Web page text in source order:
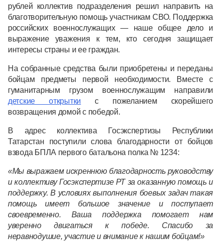
рублей коллектив подразделения решил направить на
благотворительную помощь участникам СВО. Поддержка
российских военнослужащих — наше общее дело и
выражение уважения к тем, кто сегодня защищает
интересы страны и ее граждан.
На собранные средства были приобретены и переданы
бойцам предметы первой необходимости. Вместе с
гуманитарным грузом военнослужащим направили
детские открытки с пожеланием скорейшего
возвращения домой с победой.
В адрес коллектива Госэкспертизы Республики
Татарстан поступили слова благодарности от бойцов
взвода БПЛА первого батальона полка № 1234:
«Мы выражаем искреннюю благодарность руководству
и коллективу Госэкспертизе РТ за оказанную помощь и
поддержку. В условиях выполнения боевых задач такая
помощь имеет большое значение и поступает
своевременно. Ваша поддержка помогает нам
уверенно двигаться к победе. Спасибо за
неравнодушие, участие и внимание к нашим бойцам!»